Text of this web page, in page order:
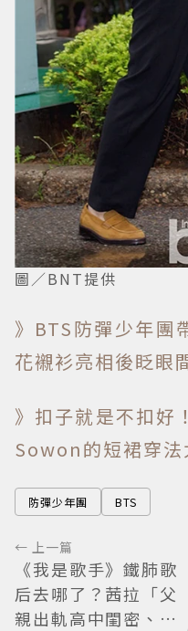
圖／BNT提供
》BTS防彈少年團
花襯衫亮相後眨眼
》扣子就是不扣好
Sowon的短裙穿法
防彈少年團 BTS
← 上一篇
《我是歌手》鐵肺歌
后去哪了？茜拉「父
親出軌高中閨密、冒